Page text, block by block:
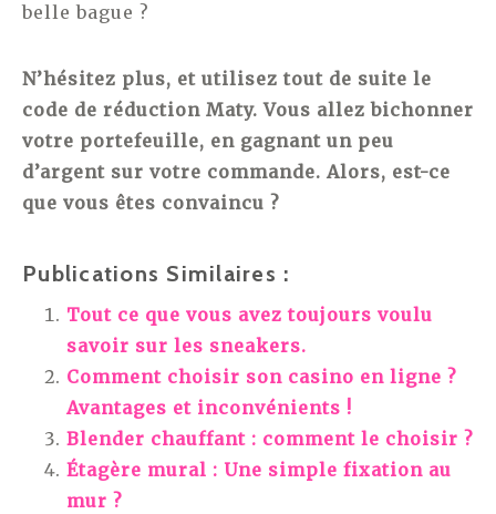
belle bague ?
N’hésitez plus, et utilisez tout de suite le
code de réduction Maty. Vous allez bichonner
votre portefeuille, en gagnant un peu
d’argent sur votre commande. Alors, est-ce
que vous êtes convaincu ?
Publications Similaires :
Tout ce que vous avez toujours voulu
savoir sur les sneakers.
Comment choisir son casino en ligne ?
Avantages et inconvénients !
Blender chauffant : comment le choisir ?
Étagère mural : Une simple fixation au
mur ?